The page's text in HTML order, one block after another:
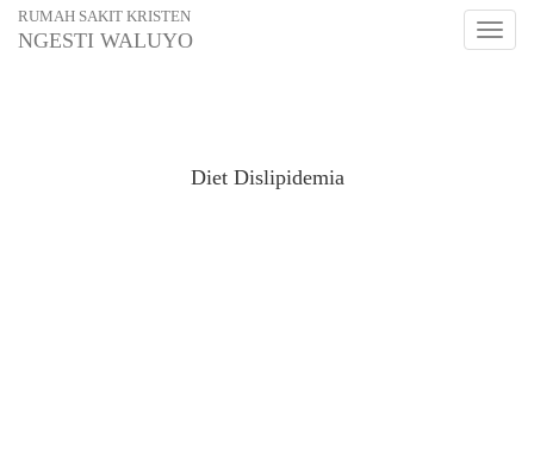
Toggle
RUMAH SAKIT KRISTEN
NGESTI WALUYO
Diet Dislipidemia